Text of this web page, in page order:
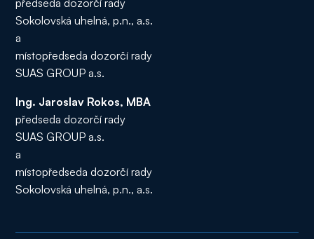
předseda dozorčí rady
Sokolovská uhelná, p.n., a.s.
a
místopředseda dozorčí rady
SUAS GROUP a.s.
Ing. Jaroslav Rokos, MBA
předseda dozorčí rady
SUAS GROUP a.s.
a
místopředseda dozorčí rady
Sokolovská uhelná, p.n., a.s.